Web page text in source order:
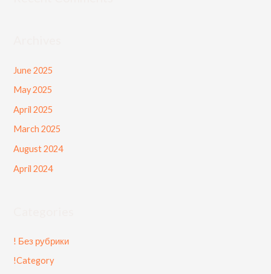
June 2025
May 2025
April 2025
March 2025
August 2024
April 2024
! Без рубрики
!Category